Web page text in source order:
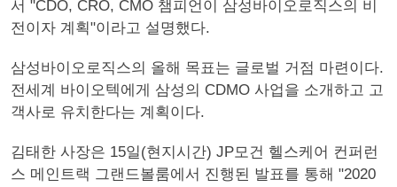
서 "CDO, CRO, CMO 챔피언이 삼성바이오로직스의 비
전이자 계획"이라고 설명했다.
삼성바이오로직스의 올해 목표는 글로벌 거점 마련이다.
전세계 바이오텍에게 삼성의 CDMO 사업을 소개하고 고
객사로 유치한다는 계획이다.
김태한 사장은 15일(현지시간) JP모건 헬스케어 컨퍼런
스 메인트랙 그랜드볼룸에서 진행된 발표를 통해 "2020